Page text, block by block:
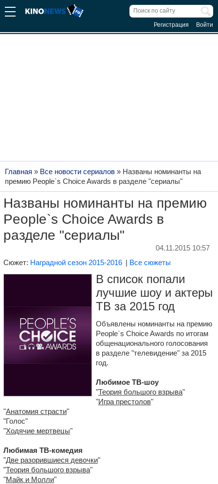
Регистрация Войти
Главная » Все новости сериалов » Названы номинанты на
премию People`s Choice Awards в разделе "сериалы"
Названы номинанты на премию
People`s Choice Awards в
разделе "сериалы"
04.11.2015 10:57
Сюжет: Наградной сезон 2015-2016 | Все сюжеты
В список попали
лучшие шоу и актеры
ТВ за 2015 год
Объявлены номинанты на премию
People`s Choice Awards по итогам
общенационального голосования
в разделе "телевидение" за 2015
год.
Любимое ТВ-шоу
"Теория большого взрыва"
"Игра престолов"
"Анатомия страсти"
"Голос"
"Ходячие мертвецы"
Любимая ТВ-комедия
"Две разорившиеся девочки"
"Теория большого взрыва"
"Майк и Молли"